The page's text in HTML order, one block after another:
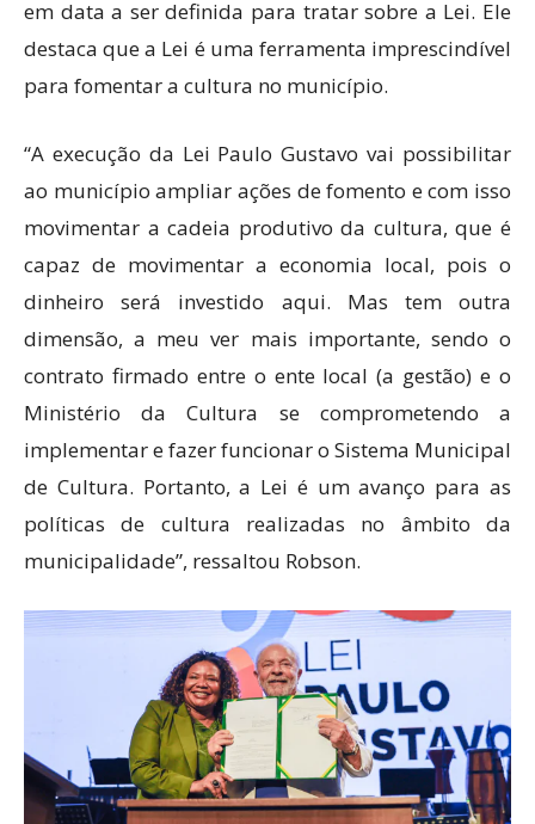
em data a ser definida para tratar sobre a Lei. Ele
destaca que a Lei é uma ferramenta imprescindível
para fomentar a cultura no município.
“A execução da Lei Paulo Gustavo vai possibilitar
ao município ampliar ações de fomento e com isso
movimentar a cadeia produtivo da cultura, que é
capaz de movimentar a economia local, pois o
dinheiro será investido aqui. Mas tem outra
dimensão, a meu ver mais importante, sendo o
contrato firmado entre o ente local (a gestão) e o
Ministério da Cultura se comprometendo a
implementar e fazer funcionar o Sistema Municipal
de Cultura. Portanto, a Lei é um avanço para as
políticas de cultura realizadas no âmbito da
municipalidade”, ressaltou Robson.